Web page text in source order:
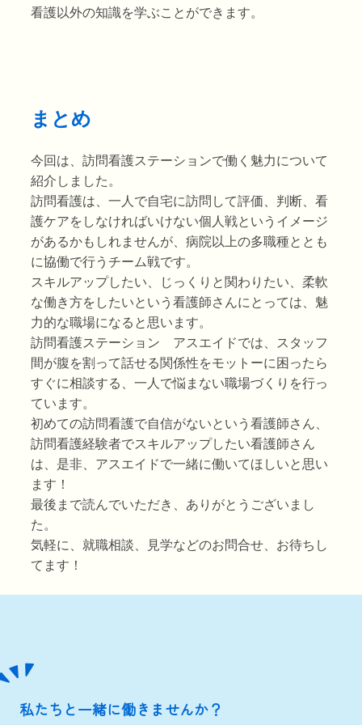
看護以外の知識を学ぶことができます。
まとめ
今回は、訪問看護ステーションで働く魅力について
紹介しました。
訪問看護は、一人で自宅に訪問して評価、判断、看
護ケアをしなければいけない個人戦というイメージ
があるかもしれませんが、病院以上の多職種ととも
に協働で行うチーム戦です。
スキルアップしたい、じっくりと関わりたい、柔軟
な働き方をしたいという看護師さんにとっては、魅
力的な職場になると思います。
訪問看護ステーション アスエイドでは、スタッフ
間が腹を割って話せる関係性をモットーに困ったら
すぐに相談する、一人で悩まない職場づくりを行っ
ています。
初めての訪問看護で自信がないという看護師さん、
訪問看護経験者でスキルアップしたい看護師さん
は、是非、アスエイドで一緒に働いてほしいと思い
ます！
最後まで読んでいただき、ありがとうございまし
た。
気軽に、就職相談、見学などのお問合せ 、お待ちし
てます！
私たちと一緒に働きませんか？